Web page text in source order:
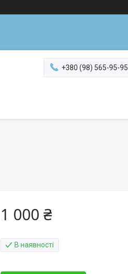
+380 (98) 565-95-95
1 000 ₴
В наявності